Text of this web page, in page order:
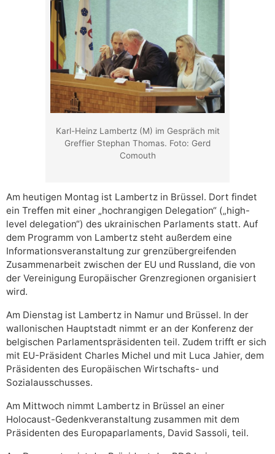
Karl-Heinz Lambertz (M) im Gespräch mit
Greffier Stephan Thomas. Foto: Gerd
Comouth
Am heutigen Montag ist Lambertz in Brüssel. Dort findet
ein Treffen mit einer „hochrangigen Delegation“ („high-
level delegation“) des ukrainischen Parlaments statt. Auf
dem Programm von Lambertz steht außerdem eine
Informationsveranstaltung zur grenzübergreifenden
Zusammenarbeit zwischen der EU und Russland, die von
der Vereinigung Europäischer Grenzregionen organisiert
wird.
Am Dienstag ist Lambertz in Namur und Brüssel. In der
wallonischen Hauptstadt nimmt er an der Konferenz der
belgischen Parlamentspräsidenten teil. Zudem trifft er sich
mit EU-Präsident Charles Michel und mit Luca Jahier, dem
Präsidenten des Europäischen Wirtschafts- und
Sozialausschusses.
Am Mittwoch nimmt Lambertz in Brüssel an einer
Holocaust-Gedenkveranstaltung zusammen mit dem
Präsidenten des Europaparlaments, David Sassoli, teil.